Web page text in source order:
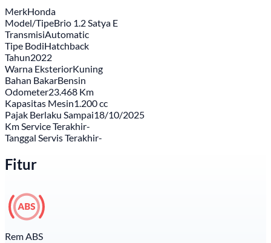
MerkHonda
Model/TipeBrio 1.2 Satya E
TransmisiAutomatic
Tipe BodiHatchback
Tahun2022
Warna EksteriorKuning
Bahan BakarBensin
Odometer23.468 Km
Kapasitas Mesin1.200 cc
Pajak Berlaku Sampai18/10/2025
Km Service Terakhir-
Tanggal Servis Terakhir-
Fitur
Rem ABS